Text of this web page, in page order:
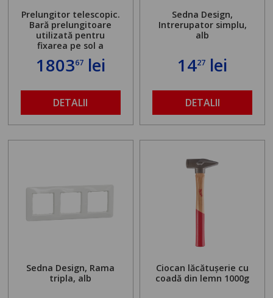
Prelungitor telescopic.
Bară prelungitoare
utilizată pentru
fixarea pe sol a
găurit în locul
maximă admisă de 500
kg și înălțime reglabilă
de la 1,8 la 2,9 m
180367lei
DETALII
Sedna Design,
Intrerupator simplu,
alb
1427 lei
DETALII
Sedna Design, Rama
tripla, alb
Ciocan lăcătușerie cu
coadă din lemn 1000g